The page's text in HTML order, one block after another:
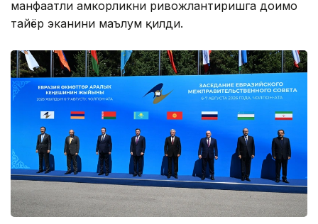
манфаатли ҳамкорликни ривожлантиришга доимо
тайёр эканини маълум қилди.